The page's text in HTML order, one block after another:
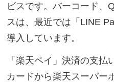
ビスです。バーコード、
スは、最近では「LINE
導入しています。
「楽天ペイ」決済の支払
カードから楽天スーパー